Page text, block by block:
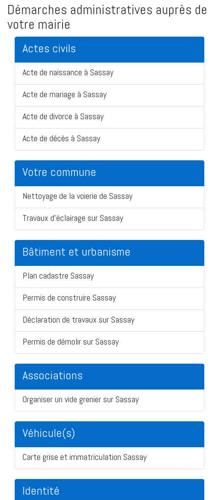
Démarches administratives auprès de
votre mairie
Actes civils
Acte de naissance à Sassay
Acte de mariage à Sassay
Acte de divorce à Sassay
Acte de décès à Sassay
Votre commune
Nettoyage de la voierie de Sassay
Travaux d'éclairage sur Sassay
Bâtiment et urbanisme
Plan cadastre Sassay
Permis de construire Sassay
Déclaration de travaux sur Sassay
Permis de démolir sur Sassay
Associations
Organiser un vide grenier sur Sassay
Véhicule(s)
Carte grise et immatriculation Sassay
Identité